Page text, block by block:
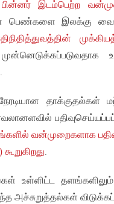
பின்னர் இடம்பெற்ற
பெண்களை இலக்கு
.
தாக்குதல்கள்
வன்முறைகளாக
.
உள்ளிட்ட
அச்சுறுத்தல்கள்